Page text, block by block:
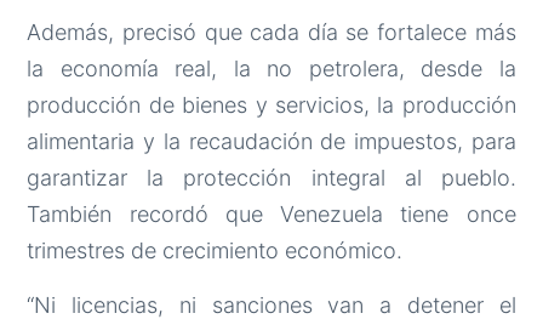
Además, precisó que cada día se fortalece más
la economía real, la no petrolera, desde la
producción de bienes y servicios, la producción
alimentaria y la recaudación de impuestos, para
garantizar la protección integral al pueblo.
También recordó que Venezuela tiene once
trimestres de crecimiento económico.
“Ni licencias, ni sanciones van a detener el